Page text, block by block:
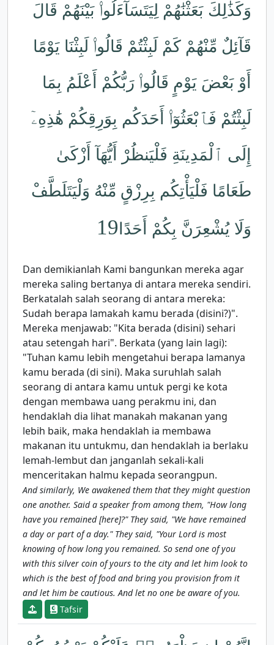
وَكَذَٰلِكَ بَعَثْنَٰهُمْ لِيَتَسَآءَلُوا۟ بَيْنَهُمْ قَالَ
قَآئِلٌ مِّنْهُمْ كَمْ لَبِثْتُمْ قَالُوا۟ لَبِثْنَا يَوْمًا
أَوْ بَعْضَ يَوْمٍ قَالُوا۟ رَبُّكُمْ أَعْلَمُ بِمَا
لَبِثْتُمْ فَٱبْعَثُوٓا۟ أَحَدَكُم بِوَرِقِكُمْ هَٰذِهِۦٓ
إِلَى ٱلْمَدِينَةِ فَلْيَنظُرْ أَيُّهَآ أَزْكَىٰ
طَعَامًا فَلْيَأْتِكُم بِرِزْقٍ مِّنْهُ وَلْيَتَلَطَّفْ
وَلَا يُشْعِرَنَّ بِكُمْ أَحَدًا 19
Dan demikianlah Kami bangunkan mereka agar
mereka saling bertanya di antara mereka sendiri.
Berkatalah salah seorang di antara mereka:
Sudah berapa lamakah kamu berada (disini?)".
Mereka menjawab: "Kita berada (disini) sehari
atau setengah hari". Berkata (yang lain lagi):
"Tuhan kamu lebih mengetahui berapa lamanya
kamu berada (di sini). Maka suruhlah salah
seorang di antara kamu untuk pergi ke kota
dengan membawa uang perakmu ini, dan
hendaklah dia lihat manakah makanan yang
lebih baik, maka hendaklah ia membawa
makanan itu untukmu, dan hendaklah ia berlaku
lemah-lembut dan janganlah sekali-kali
menceritakan halmu kepada seorangpun.
And similarly, We awakened them that they might question
one another. Said a speaker from among them, "How long
have you remained [here]?" They said, "We have remained
a day or part of a day." They said, "Your Lord is most
knowing of how long you remained. So send one of you
with this silver coin of yours to the city and let him look to
which is the best of food and bring you provision from it
and let him be cautious. And let no one be aware of you.
Tafsir